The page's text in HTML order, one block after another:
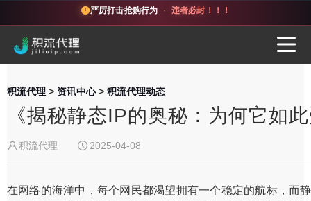
严厉打击抢购行为 · 违者必封！！！
积流代理 > 资讯中心> 积流代理动态
《揭秘静态IP的奥秘：为何它如
积流代理 2025-04-08
在网络的海洋中，每个网民都渴望拥有一个稳定的航标，而